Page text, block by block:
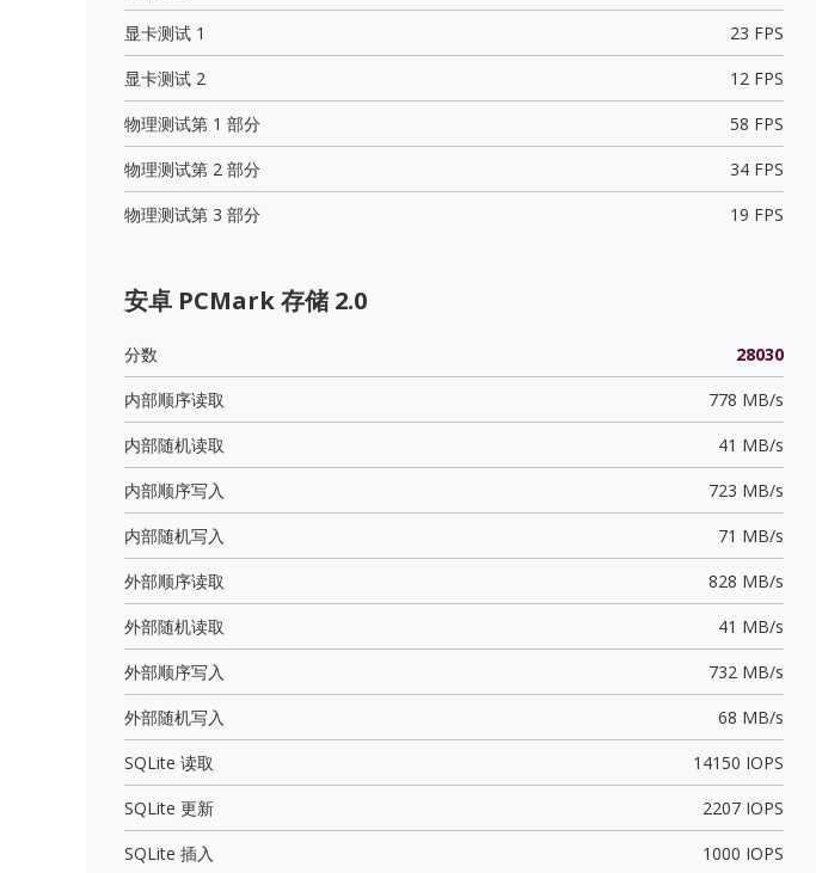
显卡测试 1
23 FPS
显卡测试 2
12 FPS
物理测试第 1 部分
58 FPS
物理测试第 2 部分
34 FPS
物理测试第 3 部分
19 FPS
安卓 PCMark 存储 2.0
分数
28030
内部顺序读取
778 MB/s
内部随机读取
41 MB/s
内部顺序写入
723 MB/s
内部随机写入
71 MB/s
外部顺序读取
828 MB/s
外部随机读取
41 MB/s
外部顺序写入
732 MB/s
外部随机写入
68 MB/s
SQLite 读取
14150 IOPS
SQLite 更新
2207 IOPS
SQLite 插入
1000 IOPS